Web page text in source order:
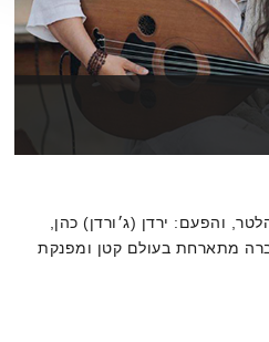
והפעם: ירדן (ג׳ורדן) כהן,
מתארחת בעולם קטן ומפנקת